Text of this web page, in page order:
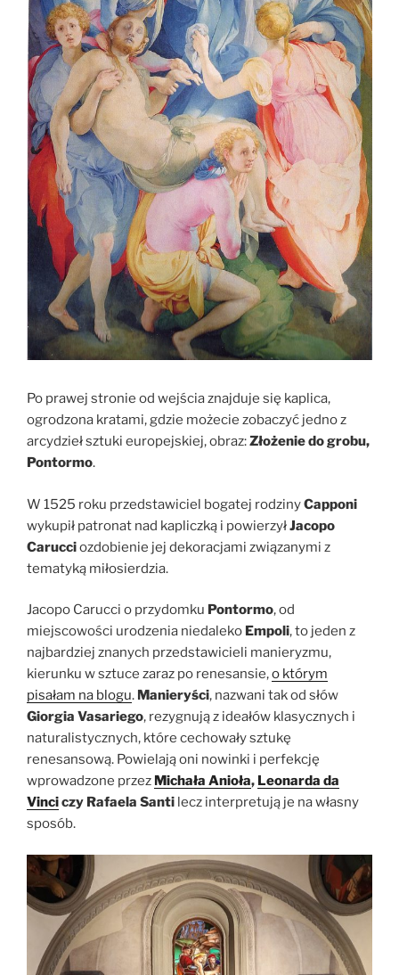
Po prawej stronie od wejścia znajduje się kaplica,
ogrodzona kratami, gdzie możecie zobaczyć jedno z
arcydzieł sztuki europejskiej, obraz:Złożenie do grobu,
Pontormo.
W 1525 roku przedstawiciel bogatej rodzinyCapponi
wykupił patronat nad kapliczką i powierzyłJacopo
Carucciozdobienie jej dekoracjami związanymi z
tematyką miłosierdzia.
Jacopo Carucci o przydomku Pontormo, od
miejscowości urodzenia niedaleko Empoli, to jeden z
najbardziej znanych przedstawicieli manieryzmu,
kierunku w sztuce zaraz po renesansie,o którym
pisałam na blogu. Manieryści, nazwani tak od słów
Giorgia Vasariego, rezygnują z ideałów klasycznych i
naturalistycznych, które cechowały sztukę
renesansową. Powielają oni nowinki i perfekcję
wprowadzone przez Michała Anioła, Leonarda da
Vinciczy Rafaela Santi lecz interpretują je na własny
sposób.